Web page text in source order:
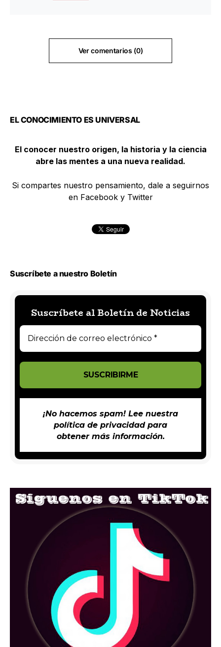
Ver comentarios (0)
EL CONOCIMIENTO ES UNIVERSAL
El conocer nuestro origen, la historia y la ciencia
abre las mentes a una nueva realidad.
Si compartes nuestro pensamiento, dale a seguirnos
en Facebook y Twitter
Suscríbete a nuestro Boletín
Suscríbete al Boletín de Noticias
¡No hacemos spam! Lee nuestra
política de privacidadpara
obtener más información.